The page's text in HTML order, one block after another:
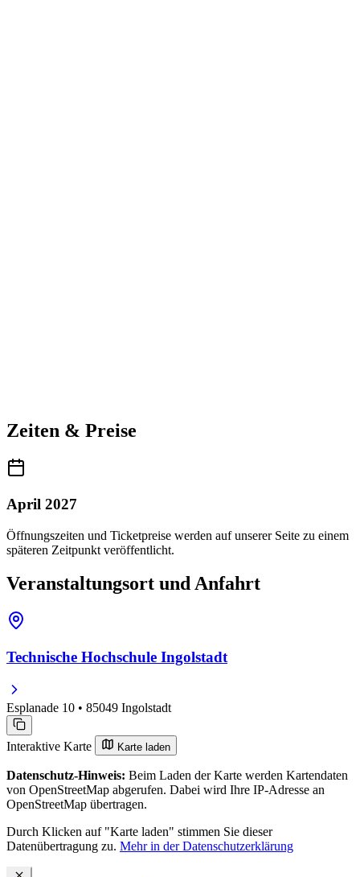
Zeiten & Preise
April 2027
Öffnungszeiten und Ticketpreise werden auf unserer Seite zu einem
späteren Zeitpunkt veröffentlicht.
Veranstaltungsort und Anfahrt
Technische Hochschule Ingolstadt
Esplanade 10 • 85049 Ingolstadt
Interaktive Karte Karte laden
Datenschutz-Hinweis: Beim Laden der Karte werden Kartendaten
von OpenStreetMap abgerufen. Dabei wird Ihre IP-Adresse an
OpenStreetMap übertragen.
Durch Klicken auf "Karte laden" stimmen Sie dieser
Datenübertragung zu. Mehr in der Datenschutzerklärung